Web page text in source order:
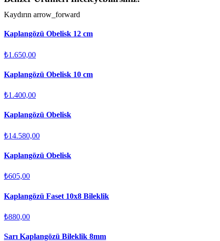
Kaydırın arrow_forward
Kaplangözü Obelisk 12 cm
₺1.650,00
Kaplangözü Obelisk 10 cm
₺1.400,00
Kaplangözü Obelisk
₺14.580,00
Kaplangözü Obelisk
₺605,00
Kaplangözü Faset 10x8 Bileklik
₺880,00
Sarı Kaplangözü Bileklik 8mm